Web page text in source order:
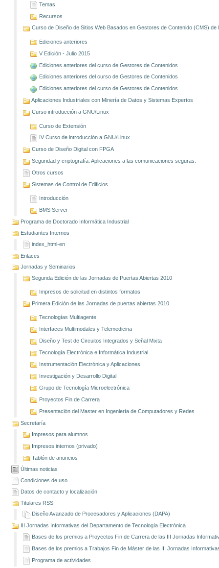
Temas
Recursos
Curso de Diseño de Sitios Web Basados en Gestores de Contenido (CMS) de
Ediciones anteriores
V Edición - Julio 2015
Ediciones anteriores del curso de Gestores de Contenidos
Ediciones anteriores del curso de Gestores de Contenidos
Ediciones anteriores del curso de Gestores de Contenidos
Aplicaciones Industriales con Minería de Datos y Sistemas Expertos
Curso introducción a GNU/Linux
Curso de Extensión
IV Curso de introducción a GNU/Linux
Curso de Diseño Digital con FPGA
Seguridad y criptografía. Aplicaciones a las comunicaciones seguras.
Otros cursos
Sistemas de Control de Edificios
Introducción
BMS Server
Programa de Doctorado Informática Industrial
Estudiantes Internos
index_html-en
Enlaces
Jornadas y Seminarios
Segunda Edición de las Jornadas de Puertas Abiertas 2010
Impresos de solicitud en distintos formatos
Primera Edición de las Jornadas de puertas abiertas 2010
Tecnologías Multiagente
Interfaces Multimodales y Telemedicina
Diseño y Test de Circuitos Integrados y Señal Mixta
Tecnología Electrónica e Informática Industrial
Instrumentación Electrónica y Aplicaciones
Investigación y Desarrollo Digital
Grupo de Tecnología Microelectrónica
Proyectos Fin de Carrera
Presentación del Master en Ingeniería de Computadores y Redes
Secretaría
Impresos para alumnos
Impresos internos (privado)
Tablón de anuncios
Últimas noticias
Condiciones de uso
Datos de contacto y localización
Titulares RSS
Diseño Avanzado de Procesadores y Aplicaciones (DAPA)
III Jornadas Informativas del Departamento de Tecnología Electrónica
Bases de los premios a Proyectos Fin de Carrera de las III Jornadas
Bases de los premios a Trabajos Fin de Máster de las III Jornadas
Programa de actividades